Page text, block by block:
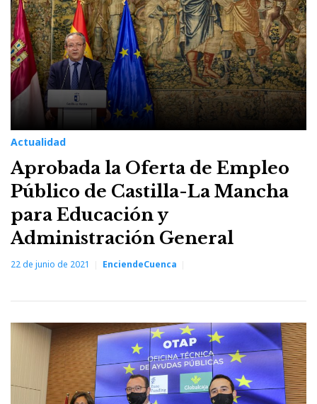
Actualidad
Aprobada la Oferta de Empleo
Público de Castilla-La Mancha
para Educación y
Administración General
22 de junio de 2021 EnciendeCuenca